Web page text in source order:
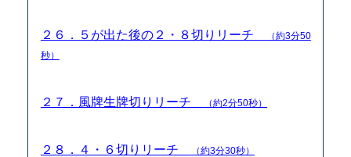
２６．５が出た後の２・８切りリーチ
（約3分50
秒）
２７．風牌生牌切りリーチ （約2分50秒）
２８．４・６切りリーチ （約3分30秒）